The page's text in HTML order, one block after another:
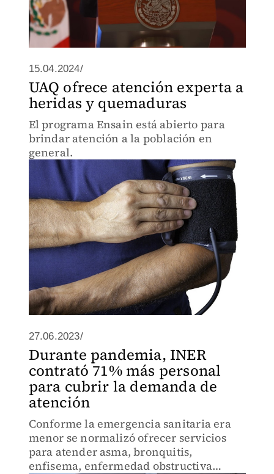
15.04.2024/
UAQ ofrece atención experta a
heridas y quemaduras
El programa Ensain está abierto para
brindar atención a la población en
general.
27.06.2023/
Durante pandemia, INER
contrató 71% más personal
para cubrir la demanda de
atención
Conforme la emergencia sanitaria era
menor se normalizó ofrecer servicios
para atender asma, bronquitis,
enfisema, enfermedad obstructiva